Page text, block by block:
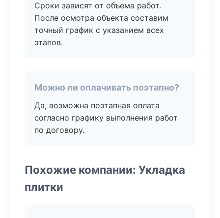
Сроки зависят от объема работ.
После осмотра объекта составим
точный график с указанием всех
этапов.
Можно ли оплачивать поэтапно?
Да, возможна поэтапная оплата
согласно графику выполнения работ
по договору.
Похожие компании: Укладка
плитки